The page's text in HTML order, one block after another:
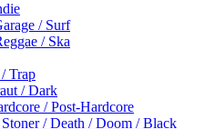
/ Surf
/ Ska
Trap
/ Dark
/ Post-Hardcore
/ Death / Doom / Black